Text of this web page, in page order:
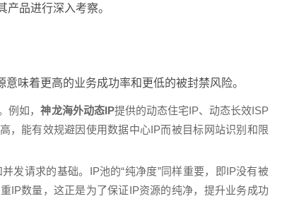
品进行深入考察。
味着更高的业务成功率和更低的被封禁风险。
例如，神龙海外动态IP提供的动态住宅IP、动态长效ISP
，能有效规避因使用数据中心IP而被目标网站识别和限
发请求的基础。IP池的“纯净度”同样重要，即IP没有被
IP数量，这正是为了保证IP资源的纯净，提升业务成功